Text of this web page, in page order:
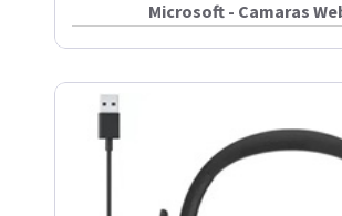
Microsoft - Camaras